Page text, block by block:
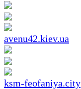
avenu42.kiev.ua
ksm-feofaniya.city